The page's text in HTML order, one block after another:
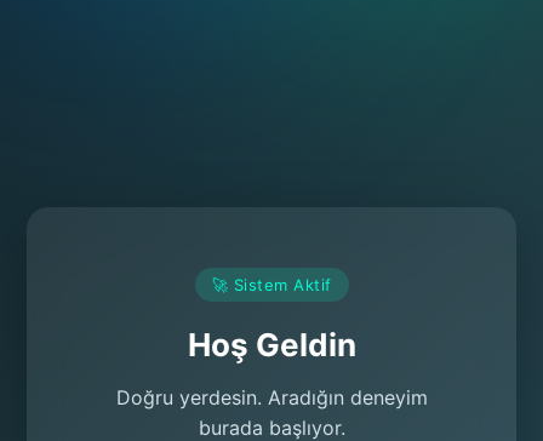
🚀 Sistem Aktif
Hoş Geldin
Doğru yerdesin. Aradığın deneyim
burada başlıyor.